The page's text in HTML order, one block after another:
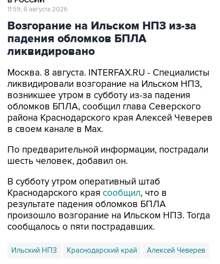
11:59, 8 августа 2026
Возгорание на Ильском НПЗ из-за
падения обломков БПЛА
ликвидировано
Москва. 8 августа. INTERFAX.RU - Специалисты
ликвидировали возгорание на Ильском НПЗ,
возникшее утром в субботу из-за падения
обломков БПЛА, сообщил глава Северского
района Краснодарского края Алексей Чеверев
в своем канале в Max.
По предварительной информации, пострадали
шесть человек, добавил он.
В субботу утром оперативный штаб
Краснодарского края сообщил, что в
результате падения обломков БПЛА
произошло возгорание на Ильском НПЗ. Тогда
сообщалось о пяти пострадавших.
Ильский НПЗ Краснодарский край Алексей Чеверев